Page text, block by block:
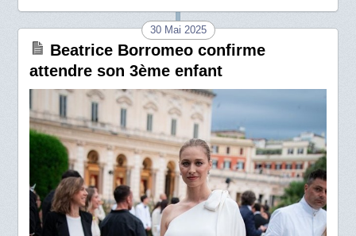
30 Mai 2025
Beatrice Borromeo confirme
attendre son 3ème enfant